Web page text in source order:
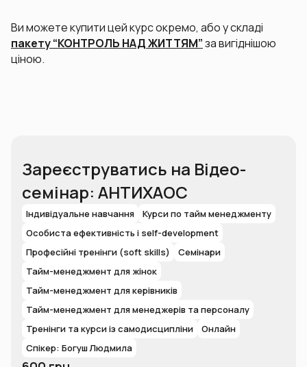
Ви можете купити цей курс окремо, або у складі
пакету “КОНТРОЛЬ НАД ЖИТТЯМ”за вигіднішою
ціною.
Зареєструватись на Відео-
семінар: АНТИХАОС
Індивідуальне навчання
Курси по тайм менеджменту
Особиста ефективність і self-development
Професійні тренінги (soft skills)
Семінари
Тайм-менеджмент для жінок
Тайм-менеджмент для керівників
Тайм-менеджмент для менеджерів та персоналу
Тренінги та курси із самодисципліни
Онлайн
Спікер: Богуш Людмила